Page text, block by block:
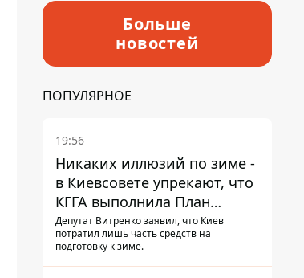
Больше
новостей
ПОПУЛЯРНОЕ
19:56
Никаких иллюзий по зиме -
в Киевсовете упрекают, что
КГГА выполнила План
устойчивости на 20%
Депутат Витренко заявил, что Киев
потратил лишь часть средств на
подготовку к зиме.